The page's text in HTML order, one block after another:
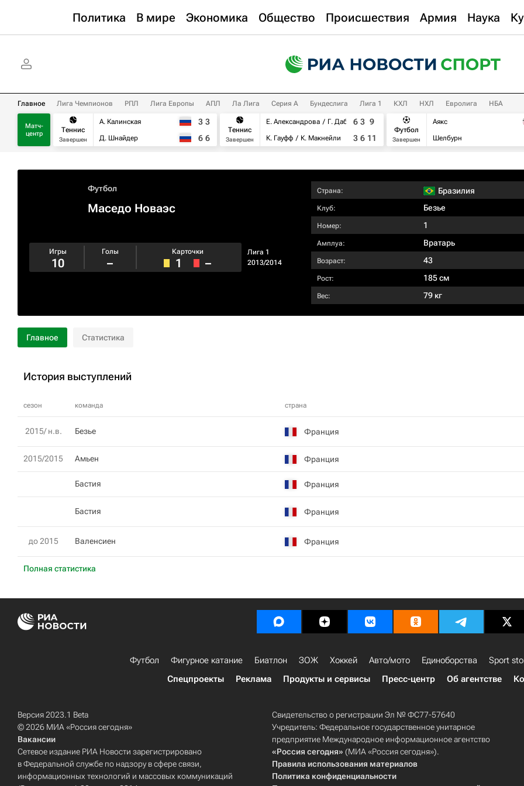
Политика В мире Экономика Общество Происшествия Армия Наука
Главное Лига Чемпионов РПЛ Лига Европы АПЛ Ла Лига Серия А Бундеслига Лига 1 КХЛ НХЛ Евролига НБА
Матч-
центр
Теннис
Завершен
А. Калинская
Д. Шнайдер
3 3
6 6
Теннис
Завершен
Е. Александрова
Г. Дабровски
К. Гауфф
К. Макнейли
6 3 9
3 6 11
Футбол
Завершен
Аякс
Шелбурн
Футбол
Маседо Новаэс
Лига 1
2013/2014
Игры
10
Голы
–
Карточки
1 –
Страна: Бразилия
Клуб: Безье
Номер: 1
Амплуа: Вратарь
Возраст: 43
Рост: 185 см
Вес: 79 кг
Главное Статистика
История выступлений
сезон команда страна
Полная статистика
2015/ н.в. Безье Франция
2015/2015 Амьен Франция
Бастия Франция
Бастия Франция
до 2015 Валенсиен Франция
Футбол Фигурное катание Биатлон ЗОЖ Хоккей Авто/мото Единоборства Sport
Спецпроекты
Реклама Продукты и сервисы Пресс-центр Об агентстве
Версия 2023.1 Beta
© 2026 МИА «Россия сегодня»
Вакансии
Сетевое издание РИА Новости зарегистрировано
в Федеральной службе по надзору в сфере связи,
информационных технологий и массовых коммуникаций
Свидетельство о регистрации Эл № ФС77-57640
Учредитель: Федеральное государственное унитарное
предприятие Международное информационное агентство
«Россия сегодня» (МИА «Россия сегодня»).
Правила использования материалов
Политика конфиденциальности